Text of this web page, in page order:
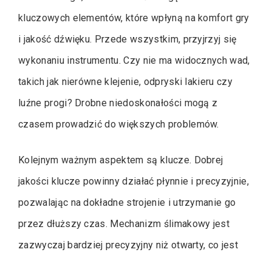
kluczowych elementów, które wpłyną na komfort gry
i jakość dźwięku. Przede wszystkim, przyjrzyj się
wykonaniu instrumentu. Czy nie ma widocznych wad,
takich jak nierówne klejenie, odpryski lakieru czy
luźne progi? Drobne niedoskonałości mogą z
czasem prowadzić do większych problemów.
Kolejnym ważnym aspektem są klucze. Dobrej
jakości klucze powinny działać płynnie i precyzyjnie,
pozwalając na dokładne strojenie i utrzymanie go
przez dłuższy czas. Mechanizm ślimakowy jest
zazwyczaj bardziej precyzyjny niż otwarty, co jest